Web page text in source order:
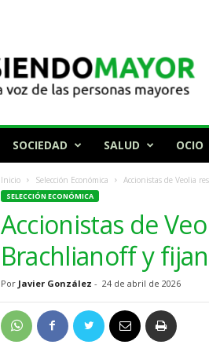
SOCIEDAD SALUD OCIO
Inicio Selección Económica Accionistas de Veolia
SELECCIÓN ECONÓMICA
Accionistas de
Brachlianoff y
Por Javier González - 24 de abril de 2026